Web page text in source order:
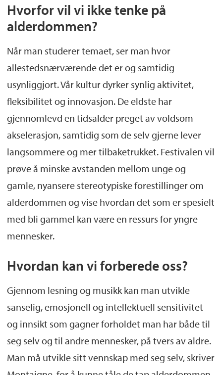
Hvorfor vil vi ikke tenke på
alderdommen?
Når man studerer temaet, ser man hvor
allestedsnærværende det er og samtidig
usynliggjort. Vår kultur dyrker synlig aktivitet,
fleksibilitet og innovasjon. De eldste har
gjennomlevd en tidsalder preget av voldsom
akselerasjon, samtidig som de selv gjerne lever
langsommere og mer tilbaketrukket. Festivalen vil
prøve å minske avstanden mellom unge og
gamle, nyansere stereotypiske forestillinger om
alderdommen og vise hvordan det som er spesielt
med bli gammel kan være en ressurs for yngre
mennesker.
Hvordan kan vi forberede oss?
Gjennom lesning og musikk kan man utvikle
sanselig, emosjonell og intellektuell sensitivitet
og innsikt som gagner forholdet man har både til
seg selv og til andre mennesker, på tvers av aldre.
Man må utvikle sitt vennskap med seg selv, skriver